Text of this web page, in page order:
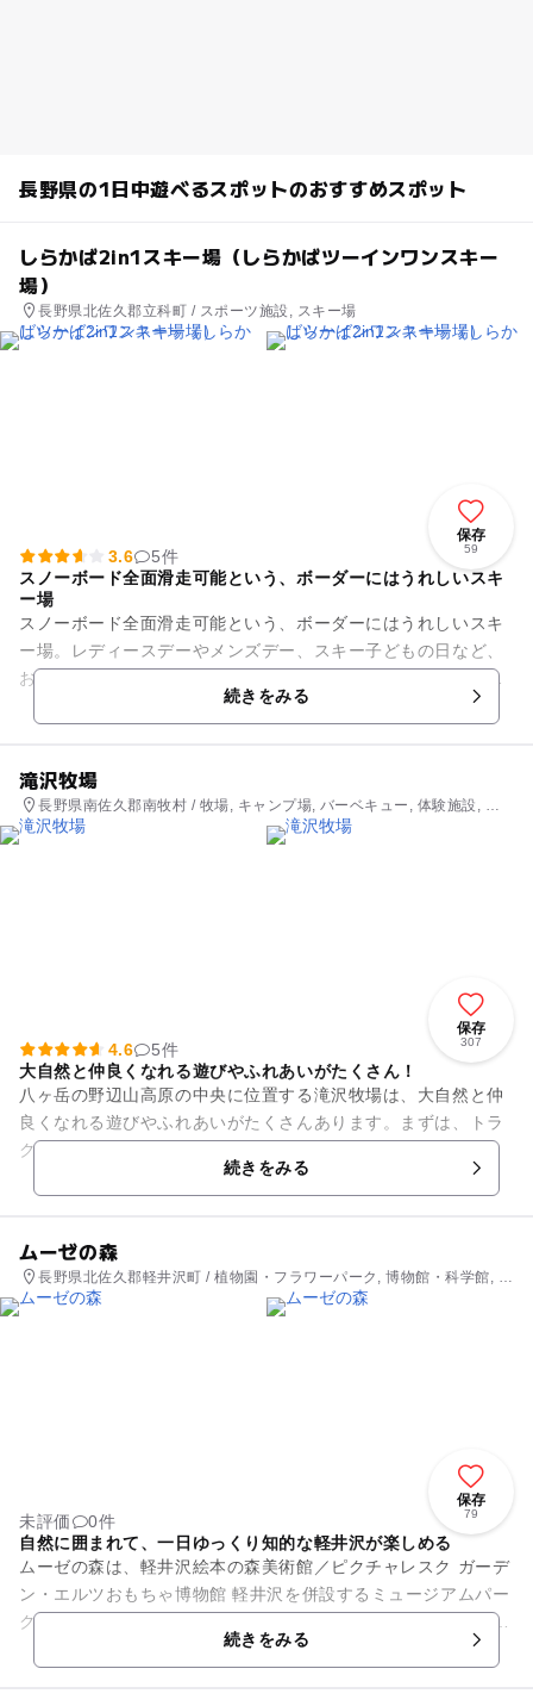
長野県の1日中遊べるスポットのおすすめスポット
しらかば2in1スキー場（しらかばツーインワンスキー
場）
長野県北佐久郡立科町 / スポーツ施設, スキー場
保存
59
3.6
5件
スノーボード全面滑走可能という、ボーダーにはうれしいスキ
ー場
スノーボード全面滑走可能という、ボーダーにはうれしいスキ
ー場。レディースデーやメンズデー、スキー子どもの日など、
お得なリフト券も充実しており、初心者から上級者まで誰もが
楽しめるコース展開で、毎年...続きをみる
滝沢牧場
長野県南佐久郡南牧村 / 牧場, キャンプ場, バーベキュー, 体験施設, 自
然体験・アクティビティ
保存
307
4.6
5件
大自然と仲良くなれる遊びやふれあいがたくさん！
八ヶ岳の野辺山高原の中央に位置する滝沢牧場は、大自然と仲
良くなれる遊びやふれあいがたくさんあります。まずは、トラ
クターに乗って牧場を1周してみましょう！馬や牛、ひつじや
ヤギ等の牧場ならではの動物...続きをみる
ムーゼの森
長野県北佐久郡軽井沢町 / 植物園・フラワーパーク, 博物館・科学館, 美
術館, 観光
保存
79
未評価
0件
自然に囲まれて、一日ゆっくり知的な軽井沢が楽しめる
ムーゼの森は、軽井沢絵本の森美術館／ピクチャレスク ガーデ
ン・エルツおもちゃ博物館 軽井沢を併設するミュージアムパー
クです。施設コンセプトは「探求 大人の知的好奇心」。大人に
続きをみる